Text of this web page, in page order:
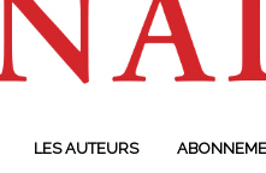
LES AUTEURS